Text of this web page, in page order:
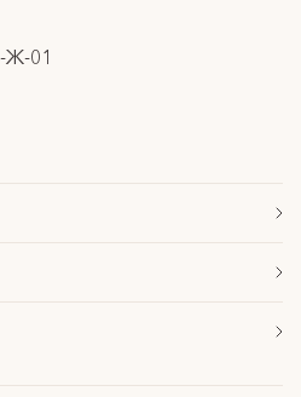
Ж-01
посылки и последующая
доставки осуществляется в